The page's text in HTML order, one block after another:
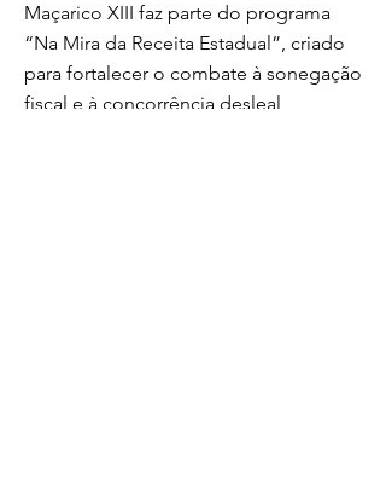
Maçarico XIII faz parte do programa
“Na Mira da Receita Estadual”, criado
para fortalecer o combate à sonegação
fiscal e à concorrência desleal,